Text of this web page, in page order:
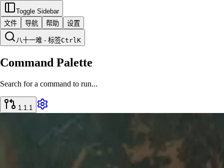
Toggle Sidebar
文件
导航 帮助 设置
八十一难 - 标签CtrlK
Command Palette
Search for a command to run...
1.1.1